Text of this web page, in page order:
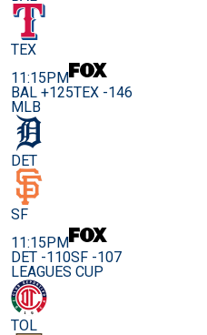
TEX
11:15PM
BAL +125TEX -146
MLB
DET
SF
11:15PM
DET -110SF -107
LEAGUES CUP
TOL